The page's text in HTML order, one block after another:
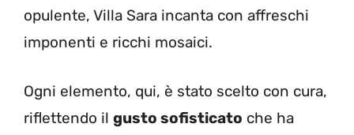
opulente, Villa Sara incanta con affreschi
imponenti e ricchi mosaici.
Ogni elemento, qui, è stato scelto con cura,
riflettendo il gusto sofisticato che ha